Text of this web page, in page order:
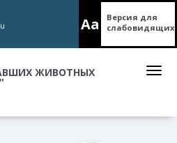
Aa
Версия для
слабовидящих
ЖИВОТНЫХ